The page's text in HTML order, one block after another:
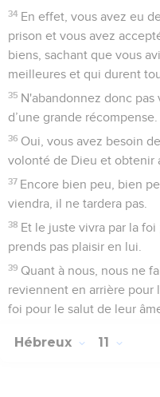
34 En effet, vous avez eu
prison et vous avez
biens, sachant que vous
meilleures et qui durent
35 N'abandonnez donc pas
d’une grande récompense.
36 Oui, vous avez besoin
volonté de Dieu et obtenir
37 Encore bien peu, bien
viendra, il ne tardera pas.
38 Et le juste vivra par la
prends pas plaisir en lui.
39 Quant à nous, nous ne
reviennent en arrière pour
foi pour le salut de leur
Hébreux 11